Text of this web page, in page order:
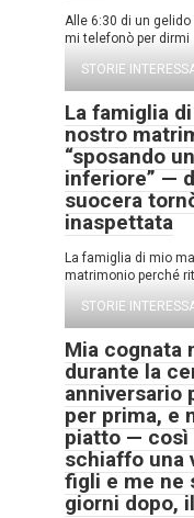
Alle 6:30 di un
mi telefonò per dirmi
STORIE
La famiglia
nostro
“sposando
inferiore” —
suocera
inaspettata
La famiglia di mio
matrimonio perché
STORIE
Mia cognata
durante la
anniversario
per prima, e
piatto — così
schiaffo una
figli e me ne
giorni dopo,